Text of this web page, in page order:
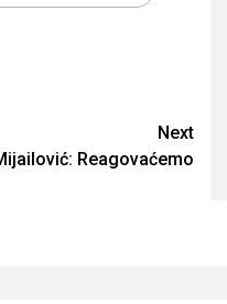
Next
Reagovaćemo